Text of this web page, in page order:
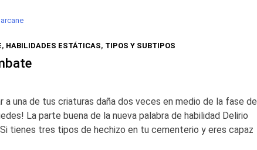
, HABILIDADES ESTÁTICAS, TIPOS Y SUBTIPOS
a una de tus criaturas daña dos veces en medio de la fase de
La parte buena de la nueva palabra de habilidad Delirio
tienes tres tipos de hechizo en tu cementerio y eres capaz